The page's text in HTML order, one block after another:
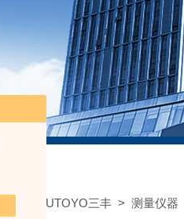
MITUTOYO三丰 > 测量仪器